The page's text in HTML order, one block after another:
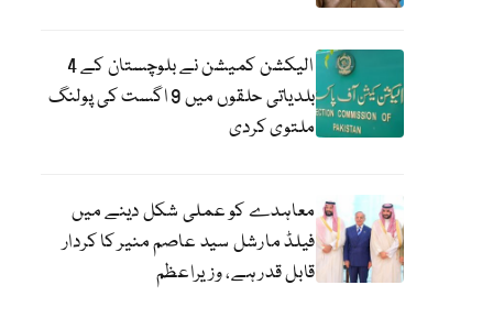
الیکشن کمیشن نے بلوچستان کے 4
بلدیاتی حلقوں میں 9 اگست کی پولنگ
ملتوی کردی
معاہدے کو عملی شکل دینے میں
فیلڈ مارشل سید عاصم منیر کا کردار
قابل قدر ہے، وزیراعظم